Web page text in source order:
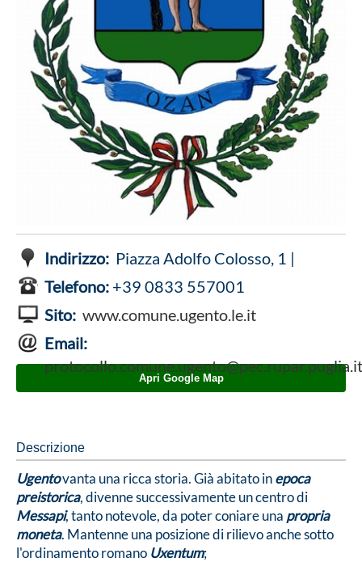
Indirizzo: Piazza Adolfo Colosso, 1 |
Telefono: +39 0833 557001
Sito: www.comune.ugento.le.it
Email:
protocollo.comune.ugento@pec.rupar.puglia.it
Apri Google Map
Descrizione
Ugentovanta una ricca storia. Già abitato inepoca
preistorica, divenne successivamente un centro di
Messapi, tanto notevole, da poter coniare una propria
moneta. Mantenne una posizione di rilievo anche sotto
l'ordinamento romano Uxentum;